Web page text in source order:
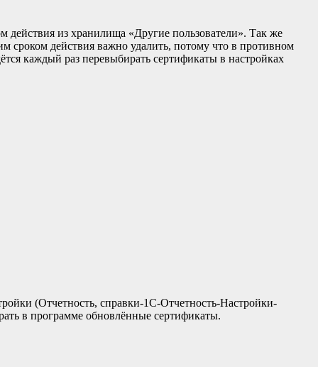
из хранилища «Другие пользователи». Так же
действия важно удалить, потому что в противном
каждый раз перевыбирать сертификаты в настройках
(Отчетность, справки-1С-Отчетность-Настройки-
в программе обновлённые сертификаты.